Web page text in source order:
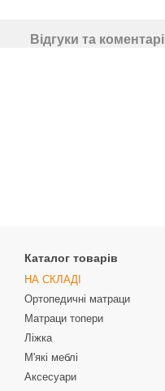
Відгуки та коментарі
Каталог товарів
НА СКЛАДІ
Ортопедичні матраци
Матраци топери
Ліжка
М'які меблі
Аксесуари